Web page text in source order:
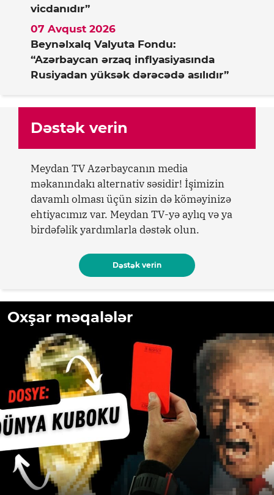
vicdanıdır”
Beynəlxalq Valyuta Fondu:
“Azərbaycan ərzaq inflyasiyasında
Rusiyadan yüksək dərəcədə asılıdır”
07 Avqust 2026
Dəstək verin
Meydan TV Azərbaycanın media
məkanındakı alternativ səsidir! İşimizin
davamlı olması üçün sizin də köməyinizə
ehtiyacımız var. Meydan TV-yə aylıq və ya
birdəfəlik yardımlarla dəstək olun.
Dəstək verin
Oxşar məqalələr